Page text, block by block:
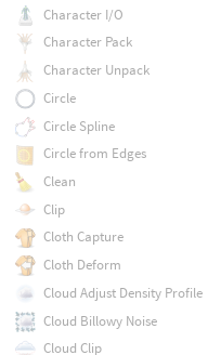
Character I/O
Character Pack
Character Unpack
Circle
Circle Spline
Circle from Edges
Clean
Clip
Cloth Capture
Cloth Deform
Cloud Adjust Density Profile
Cloud Billowy Noise
Cloud Clip